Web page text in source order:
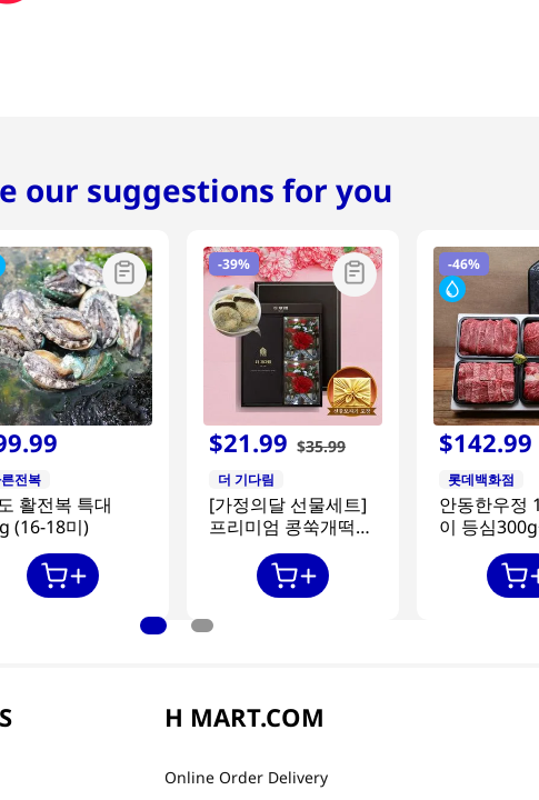
our suggestions for you
.99
전복
활전복 특대
(16-18미)
-39%
$21.99 $35.99
더 기다림
[가정의달 선물세트]
프리미엄 콩쑥개떡
840g + 카네이션 2개
-46%
$142.99
롯데백화점
안동한우정
이 등심
300g+특수
300g+갈비
H MART.COM
Online Order Delivery